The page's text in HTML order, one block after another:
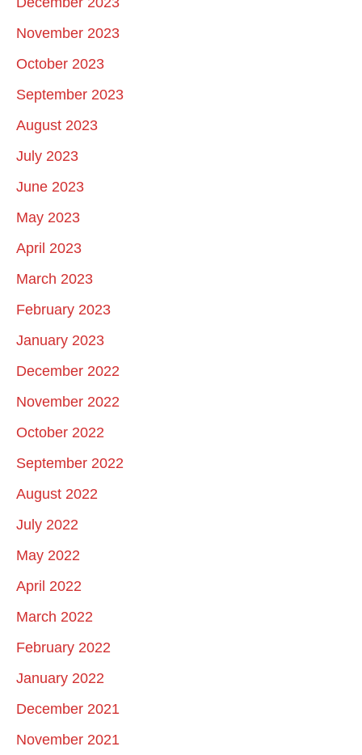
November 2023
October 2023
September 2023
August 2023
July 2023
June 2023
May 2023
April 2023
March 2023
February 2023
January 2023
December 2022
November 2022
October 2022
September 2022
August 2022
July 2022
May 2022
April 2022
March 2022
February 2022
January 2022
December 2021
November 2021